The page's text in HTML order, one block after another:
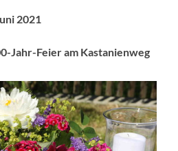
2021
Jahr-Feier am Kastanienweg